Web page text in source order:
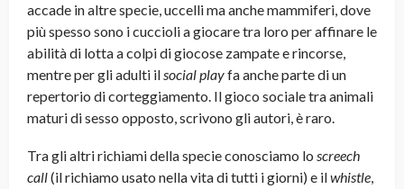
accade in altre specie, uccelli ma anche mammiferi, dove
più spesso sono i cuccioli a giocare tra loro per affinare le
abilità di lotta a colpi di giocose zampate e rincorse,
mentre per gli adulti ilsocial playfa anche parte di un
repertorio di corteggiamento. Il gioco sociale tra animali
maturi di sesso opposto, scrivono gli autori, è raro.
Tra gli altri richiami della specie conosciamo lo screech
call(il richiamo usato nella vita di tutti i giorni) e ilwhistle,